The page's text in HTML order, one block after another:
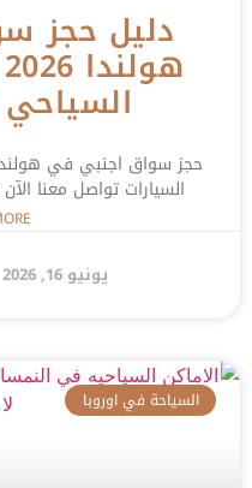
دليل حجز
حجز سواق اجنبي في هولندا
السيارات تواصل معنا الآن عبر
»
يونيو 16, 2026
السياحة في اوروبا